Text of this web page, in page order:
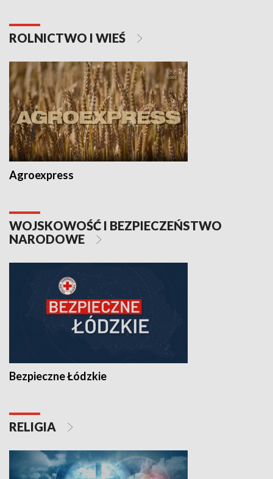
ROLNICTWO I WIEŚ
Agroexpress
WOJSKOWOŚĆ I BEZPIECZEŃSTWO
NARODOWE
Bezpieczne Łódzkie
RELIGIA